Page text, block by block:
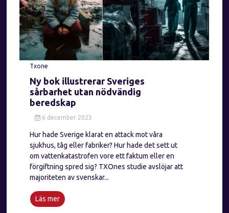
Txone
Ny bok illustrerar Sveriges
sårbarhet utan nödvändig
beredskap
6 december 2023
Hur hade Sverige klarat en attack mot våra
sjukhus, tåg eller fabriker? Hur hade det sett ut
om vattenkatastrofen vore ett faktum eller en
förgiftning spred sig? TXOnes studie avslöjar att
majoriteten av svenskar...
Läs mer